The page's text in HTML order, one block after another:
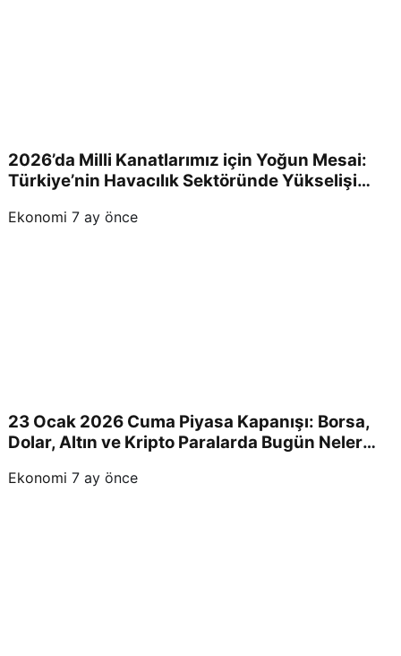
2026’da Milli Kanatlarımız için Yoğun Mesai:
Türkiye’nin Havacılık Sektöründe Yükselişi
Ekonomi 7 ay önce
23 Ocak 2026 Cuma Piyasa Kapanışı: Borsa,
Dolar, Altın ve Kripto Paralarda Bugün Neler
Ekonomi 7 ay önce